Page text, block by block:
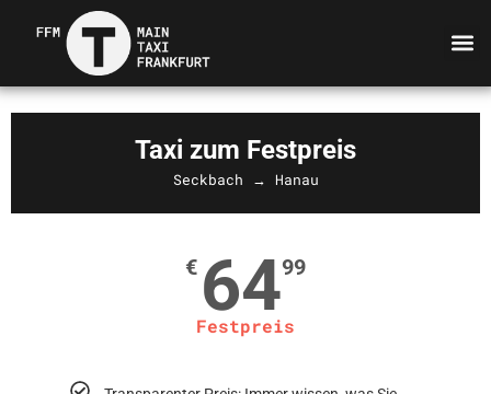
Taxi zum Festpreis
Seckbach → Hanau
€ 6499
Festpreis